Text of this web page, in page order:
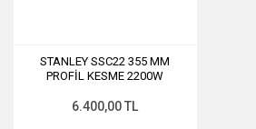
STANLEY SSC22 355 MM
PROFİL KESME 2200W
6.400,00 TL